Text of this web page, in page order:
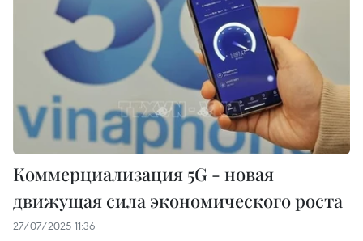
Коммерциализация 5G - новая
движущая сила экономического роста
27/07/2025 11:36